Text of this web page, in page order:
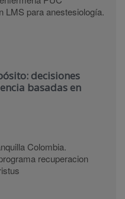
LMS para anestesiología.
decisiones
basadas en
Colombia.
recuperacion